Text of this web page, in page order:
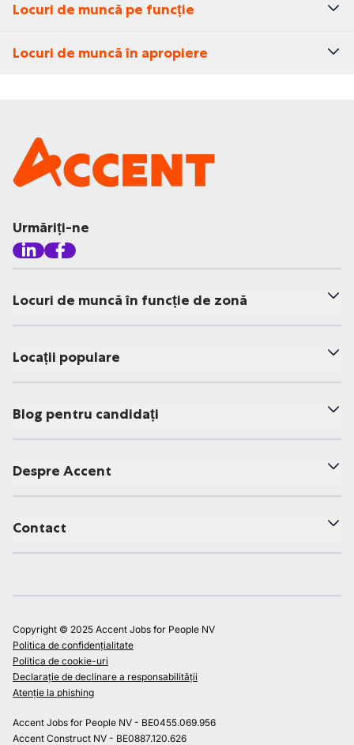
Locuri de muncă pe funcție
Locuri de muncă în apropiere
Urmăriți-ne
Locuri de muncă în funcție de zonă
Locații populare
Blog pentru candidați
Despre Accent
Contact
Copyright © 2025 Accent Jobs for People NV
Politica de confidențialitate
Politica de cookie-uri
Declarație de declinare a responsabilității
Atenție la phishing
Accent Jobs for People NV - BE0455.069.956
Accent Construct NV - BE0887.120.626